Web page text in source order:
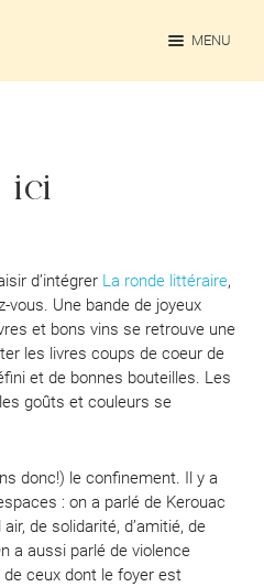
MENU
d’intégrer La ronde littéraire,
vous. Une bande de joyeux
et bons vins se retrouve une
les livres coups de coeur de
et de bonnes bouteilles. Les
goûts et couleurs se
donc!) le confinement. Il y a
: on a parlé de Kerouac
de solidarité, d’amitié, de
a aussi parlé de violence
ceux dont le foyer est